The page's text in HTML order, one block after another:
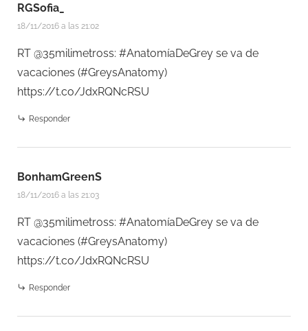
RGSofia_
18/11/2016 a las 21:02
RT @35milimetross: #AnatomíaDeGrey se va de
vacaciones (#GreysAnatomy)
https://t.co/JdxRQNcRSU
Responder
BonhamGreenS
18/11/2016 a las 21:03
RT @35milimetross: #AnatomíaDeGrey se va de
vacaciones (#GreysAnatomy)
https://t.co/JdxRQNcRSU
Responder